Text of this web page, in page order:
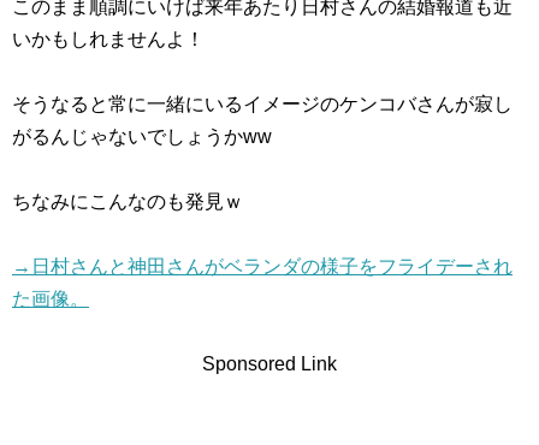
このまま順調にいけば来年あたり日村さんの結婚報道も近
いかもしれませんよ！
そうなると常に一緒にいるイメージのケンコバさんが寂し
がるんじゃないでしょうかww
ちなみにこんなのも発見ｗ
→日村さんと神田さんがベランダの様子をフライデーされ
た画像。
Sponsored Link